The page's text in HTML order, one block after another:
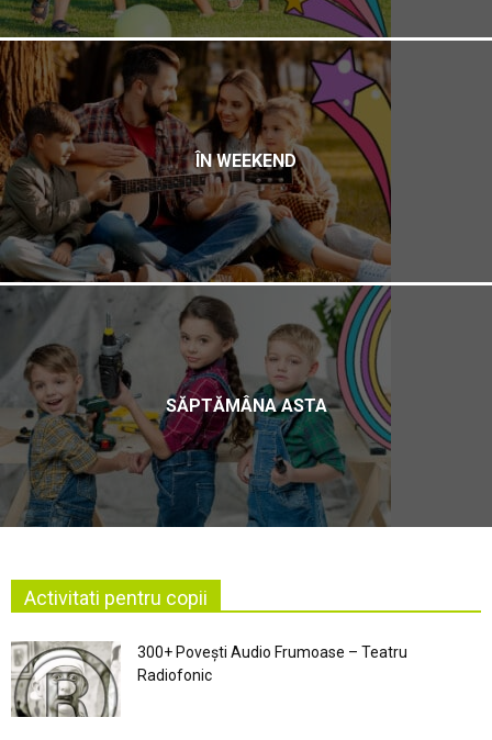
ÎN WEEKEND
SĂPTĂMÂNA ASTA
Activitati pentru copii
300+ Povești Audio Frumoase – Teatru
Radiofonic